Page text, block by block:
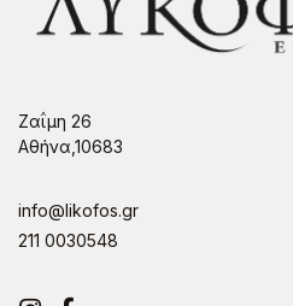
Ζαΐμη 26
Αθήνα,10683
info@likofos.gr
211 0030548